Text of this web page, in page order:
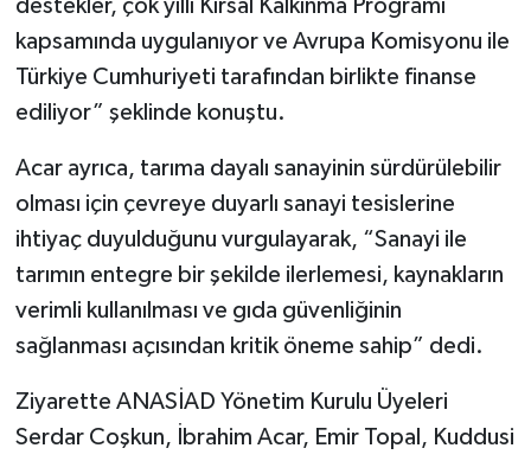
destekler, çok yıllı Kırsal Kalkınma Programı
kapsamında uygulanıyor ve Avrupa Komisyonu ile
Türkiye Cumhuriyeti tarafından birlikte finanse
ediliyor” şeklinde konuştu.
Acar ayrıca, tarıma dayalı sanayinin sürdürülebilir
olması için çevreye duyarlı sanayi tesislerine
ihtiyaç duyulduğunu vurgulayarak, “Sanayi ile
tarımın entegre bir şekilde ilerlemesi, kaynakların
verimli kullanılması ve gıda güvenliğinin
sağlanması açısından kritik öneme sahip” dedi.
Ziyarette ANASİAD Yönetim Kurulu Üyeleri
Serdar Coşkun, İbrahim Acar, Emir Topal, Kuddusi